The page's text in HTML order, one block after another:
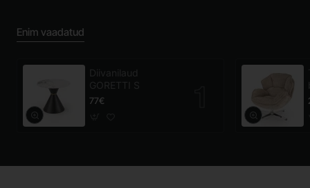
Enim vaadatud
Diivanilaud
GORETTI S
77€